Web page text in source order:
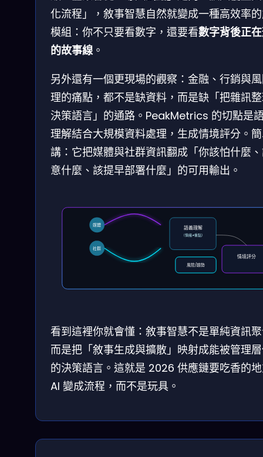
化流程」，敘事智慧自然就變成一種高效率
模組：你不只要看數字，還要看數字背後正
的故事線。
另外還有一個更現場的觀察：金融、行銷與
理的痛點，都不是缺資料，而是缺「把雜訊
決策語言」的通路。PeakMetrics 的切點是
理解結合大規模資料處理，生成情境評分。
講：它把媒體與社群資訊翻成「你該怕什麼
意什麼、該提早部署什麼」的可用輸出。
媒體
社群
語義理解
（情緒≠重點）
情境評分
風險/趨勢
看到這裡你就會懂：敘事智慧不是單純資訊
而是把「敘事生成與擴散」映射成能被管理
的決策語言。這就是 2026 供應鏈要吃香的
AI 變成流程，而不是玩具。